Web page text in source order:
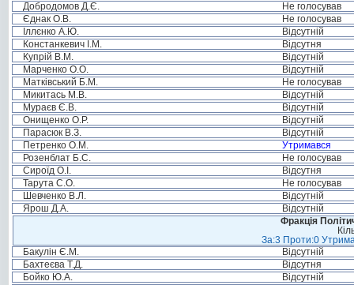
Добродомов Д.Є.
Не голосував
Єднак О.В.
Не голосував
Іллєнко А.Ю.
Відсутній
Констанкевич І.М.
Відсутня
Купрій В.М.
Відсутній
Марченко О.О.
Відсутній
Матківський Б.М.
Не голосував
Микитась М.В.
Відсутній
Мураєв Є.В.
Відсутній
Онищенко О.Р.
Відсутній
Парасюк В.З.
Відсутній
Петренко О.М.
Утримався
Розенблат Б.С.
Не голосував
Сироїд О.І.
Відсутня
Тарута С.О.
Не голосував
Шевченко В.Л.
Відсутній
Ярош Д.А.
Відсутній
Фракція
За:3 Проти:0
Бакулін Є.М.
Відсутній
Бахтеєва Т.Д.
Відсутня
Бойко Ю.А.
Відсутній